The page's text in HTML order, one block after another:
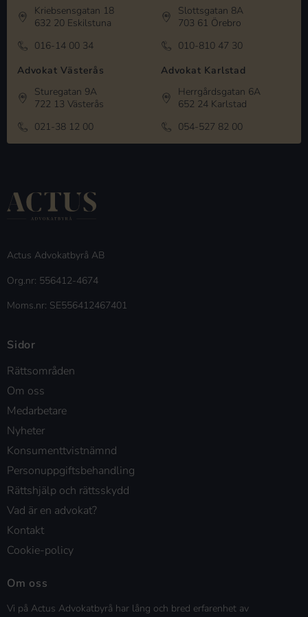
Kriebsensgatan 18
632 20 Eskilstuna
016-14 00 34
Slottsgatan 8A
703 61 Örebro
010-810 47 30
Advokat Västerås
Sturegatan 9A
722 13 Västerås
021-38 12 00
Advokat Karlstad
Herrgårdsgatan 6A
652 24 Karlstad
054-527 82 00
Actus Advokatbyrå AB
Org.nr: 556412-4674
Moms.nr: SE556412467401
Sidor
Rättsområden
Om oss
Medarbetare
Nyheter
Konsumenttvistnämnd
Personuppgiftsbehandling
Rättshjälp och rättsskydd
Vad är en advokat?
Kontakt
Cookie-policy
Om oss
Vi på Actus Advokatbyrå har lång och bred erfarenhet av